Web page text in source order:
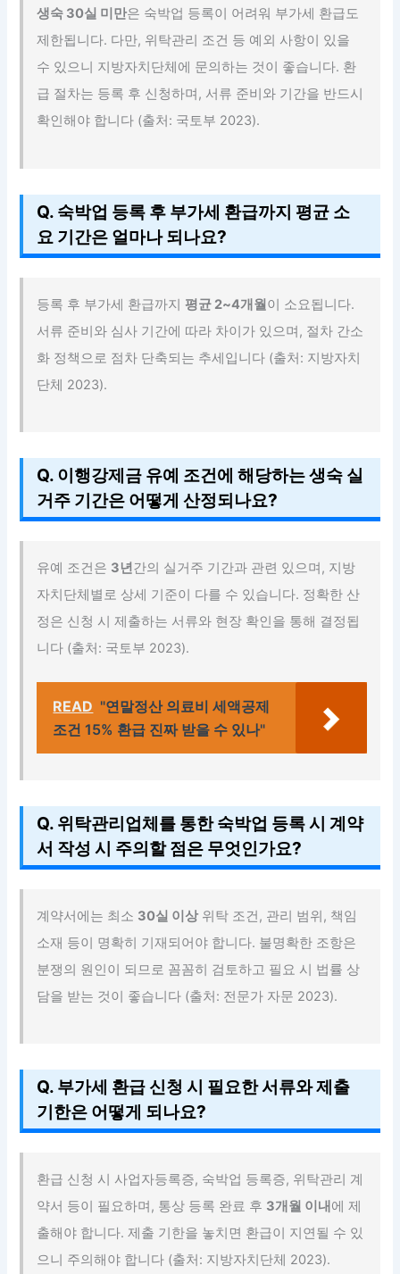
생숙 30실 미만은 숙박업 등록이 어려워 부가세 환급도
제한됩니다. 다만, 위탁관리 조건 등 예외 사항이 있을
수 있으니 지방자치단체에 문의하는 것이 좋습니다. 환
급 절차는 등록 후 신청하며, 서류 준비와 기간을 반드시
확인해야 합니다 (출처: 국토부 2023).
Q. 숙박업 등록 후 부가세 환급까지 평균 소
요 기간은 얼마나 되나요?
등록 후 부가세 환급까지평균 2~4개월 이 소요됩니다.
서류 준비와 심사 기간에 따라 차이가 있으며, 절차 간소
화 정책으로 점차 단축되는 추세입니다 (출처: 지방자치
단체 2023).
Q. 이행강제금 유예 조건에 해당하는 생숙 실
거주 기간은 어떻게 산정되나요?
유예 조건은 3년간의 실거주 기간과 관련 있으며, 지방
자치단체별로 상세 기준이 다를 수 있습니다. 정확한 산
정은 신청 시 제출하는 서류와 현장 확인을 통해 결정됩
니다 (출처: 국토부 2023).
READ "연말정산 의료비 세액공제
조건 15% 환급 진짜 받을 수 있나"
Q. 위탁관리업체를 통한 숙박업 등록 시 계약
서 작성 시 주의할 점은 무엇인가요?
계약서에는 최소 30실 이상위탁 조건, 관리 범위, 책임
소재 등이 명확히 기재되어야 합니다. 불명확한 조항은
분쟁의 원인이 되므로 꼼꼼히 검토하고 필요 시 법률 상
담을 받는 것이 좋습니다 (출처: 전문가 자문 2023).
Q. 부가세 환급 신청 시 필요한 서류와 제출
기한은 어떻게 되나요?
환급 신청 시 사업자등록증, 숙박업 등록증, 위탁관리 계
약서 등이 필요하며, 통상 등록 완료 후 3개월 이내 에 제
출해야 합니다. 제출 기한을 놓치면 환급이 지연될 수 있
으니 주의해야 합니다 (출처: 지방자치단체 2023).